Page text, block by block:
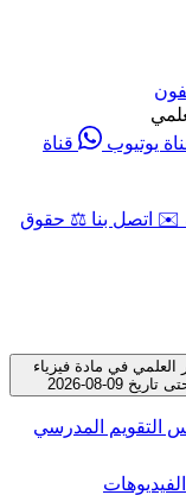
يوتيوب
قناة
✉️ اتصل بنا ⚖️ حقوق
في مادة فيزياء
08-2026
التقويم المدرسي